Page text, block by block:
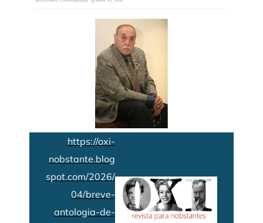
https://oxi-
nobstante.blog
spot.com/2026/
04/breve-
antologia-de-